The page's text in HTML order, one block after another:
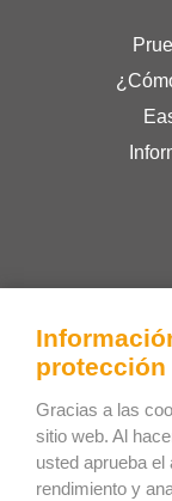
protección
Gracias a las
sitio web. Al
usted aprueba
rendimiento y